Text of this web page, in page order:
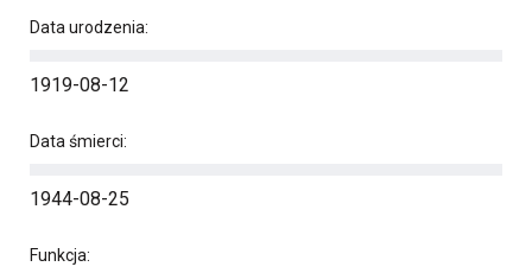
Data urodzenia:
1919-08-12
Data śmierci:
1944-08-25
Funkcja: